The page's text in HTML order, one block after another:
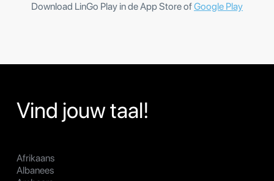
Download LinGo Play in de App Store ofGoogle Play
Vind jouw taal!
Afrikaans
Albanees